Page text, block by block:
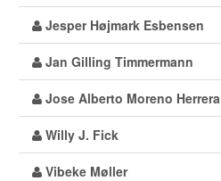
Jesper Højmark Esbensen
Jan Gilling Timmermann
Jose Alberto Moreno Herrera
Willy J. Fick
Vibeke Møller